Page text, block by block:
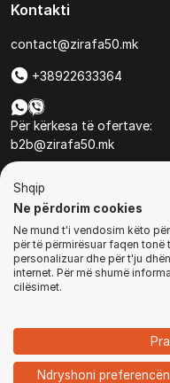
Kontakti
contact@zirafa50.mk
+38922633364
Për kërkesa të ofertave:
b2b@zirafa50.mk
© Të gjitha
Shqip
Ne përdorim cookies
Ne mund t'i vendosim këto
për të përmirësuar faqen tonë
personalizuar dhe për t'ju
internet. Për më shumë
cilësimet.
Ndryshoni preferencën